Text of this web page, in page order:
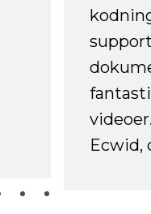
Ecwid,